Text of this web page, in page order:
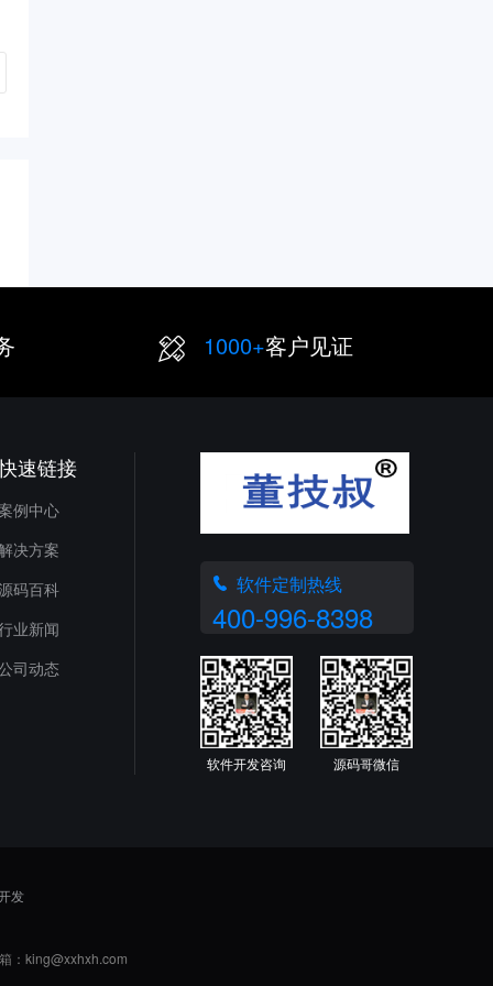
1000+客户见证
速链接
例中心
决方案
码百科
业新闻
司动态
软件定制热线
400-996-8398
软件开发咨询 源码哥微信
发
：king@xxhxh.com